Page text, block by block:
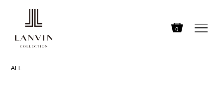
0
ALL